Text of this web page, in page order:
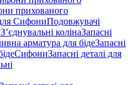
прихованого
СифониПодовжувачі
З’єднувальні колінаЗапасні
арматура для бідеЗапасні
СифониЗапасні деталі для